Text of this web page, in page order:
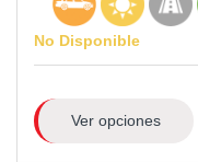
No Disponible
Ver opciones